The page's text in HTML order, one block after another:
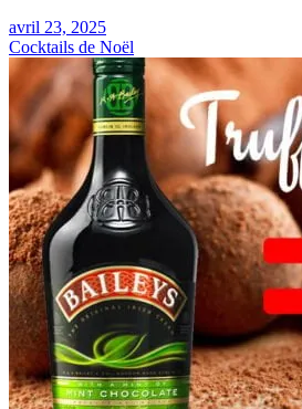
avril 23, 2025
Cocktails de Noël